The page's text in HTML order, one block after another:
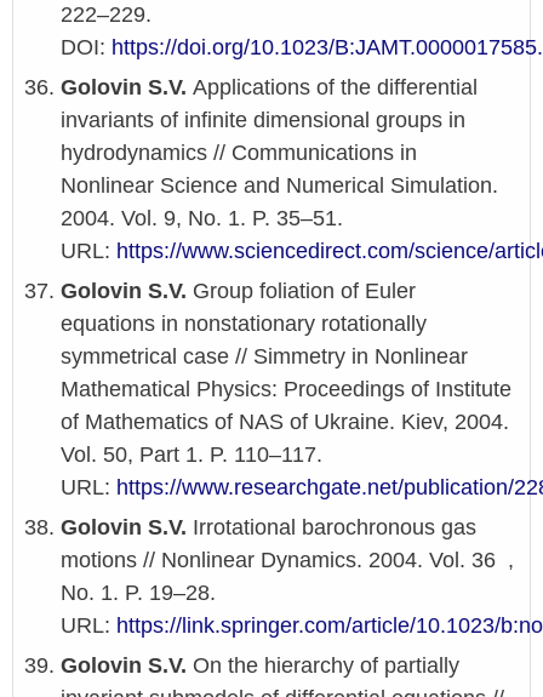
222–229.
DOI: https://doi.org/10.1023/
Golovin S.V. Applications of the differential
invariants of infinite dimensional groups in
hydrodynamics // Communications in
Nonlinear Science and Numerical Simulation.
2004. Vol. 9, No. 1. P. 35–51.
URL: https://www.sciencedirect.com/science/
Golovin S.V. Group foliation of Euler
equations in nonstationary rotationally
symmetrical case // Simmetry in Nonlinear
Mathematical Physics: Proceedings of Institute
of Mathematics of NAS of Ukraine. Kiev, 2004.
Vol. 50, Part 1. P. 110–117.
URL: https://www.researchgate.net/publication/
Golovin S.V. Irrotational barochronous gas
motions // Nonlinear Dynamics. 2004. Vol. 36 ,
No. 1. P. 19–28.
URL: https://link.springer.com/article/10.1023/
Golovin S.V. On the hierarchy of partially